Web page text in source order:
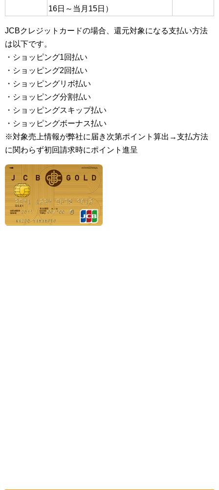
16日～当月15日）
JCBクレジットカードの場合、還元対象になる支払い方法
は以下です。
・ショッピング1回払い
・ショッピング2回払い
・ショッピングリボ払い
・ショッピング分割払い
・ショッピングスキップ払い
・ショッピングボーナス払い
※対象売上情報が弊社に届き次第ポイント算出→支払方法
に関わらず初回請求時にポイント進呈